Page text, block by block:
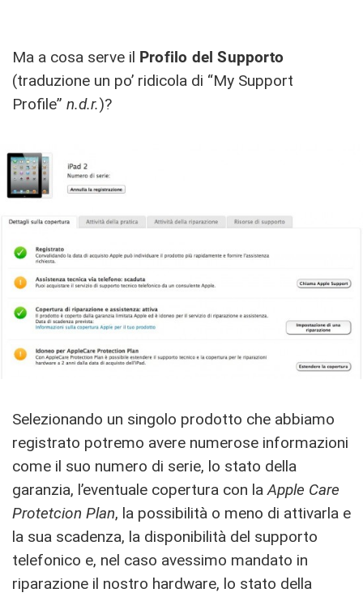
Ma a cosa serve il Profilo del Supporto
(traduzione un po’ ridicola di “My Support
Profile” n.d.r.)?
Selezionando un singolo prodotto che abbiamo
registrato potremo avere numerose informazioni
come il suo numero di serie, lo stato della
garanzia, l’eventuale copertura con laApple Care
Protetcion Plan, la possibilità o meno di attivarla e
la sua scadenza, la disponibilità del supporto
telefonico e, nel caso avessimo mandato in
riparazione il nostro hardware, lo stato della